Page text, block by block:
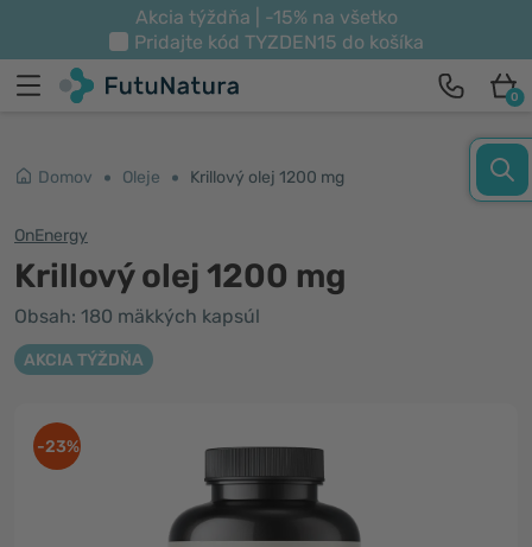
Akcia týždňa | -15% na všetko
Pridajte kód TYZDEN15 do košíka
0
Domov Oleje Krillový olej 1200 mg
OnEnergy
Krillový olej 1200 mg
Obsah: 180 mäkkých kapsúl
AKCIA TÝŽDŇA
-23%